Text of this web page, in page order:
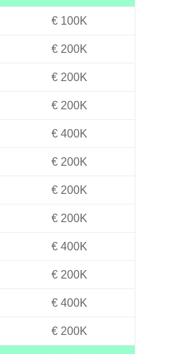
€ 100K
€ 200K
€ 200K
€ 200K
€ 400K
€ 200K
€ 200K
€ 200K
€ 400K
€ 200K
€ 400K
€ 200K